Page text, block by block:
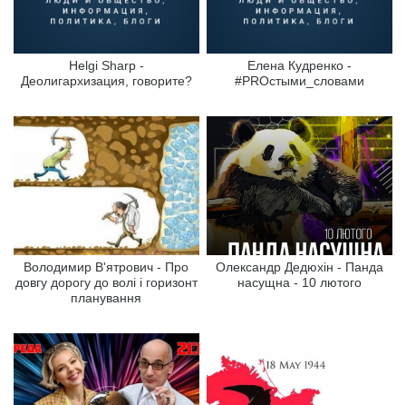
Helgi Sharp -
Деолигархизация, говорите?
Елена Кудренко -
#PROстыми_словами
Володимир В'ятрович - Про
довгу дорогу до волі і горизонт
планування
Олександр Дедюхін - Панда
насущна - 10 лютого